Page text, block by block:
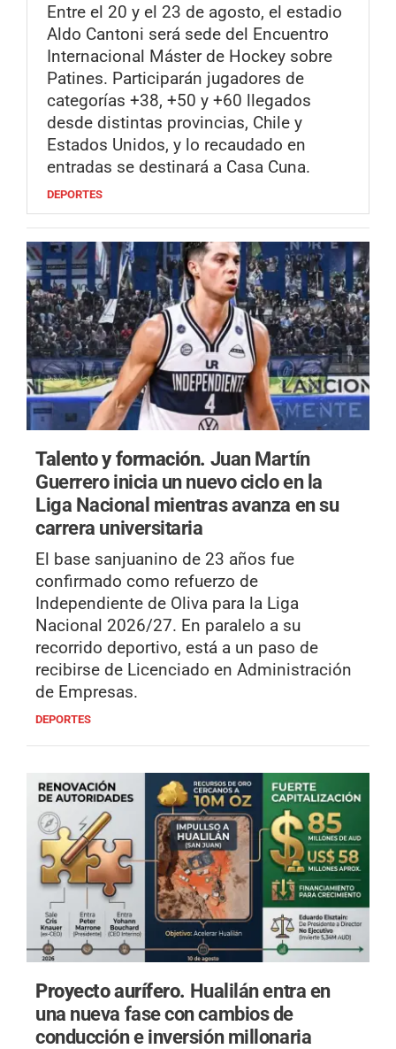
Entre el 20 y el 23 de agosto, el estadio
Aldo Cantoni será sede del Encuentro
Internacional Máster de Hockey sobre
Patines. Participarán jugadores de
categorías +38, +50 y +60 llegados
desde distintas provincias, Chile y
Estados Unidos, y lo recaudado en
entradas se destinará a Casa Cuna.
DEPORTES
Talento y formación. Juan Martín
Guerrero inicia un nuevo ciclo en la
Liga Nacional mientras avanza en su
carrera universitaria
El base sanjuanino de 23 años fue
confirmado como refuerzo de
Independiente de Oliva para la Liga
Nacional 2026/27. En paralelo a su
recorrido deportivo, está a un paso de
recibirse de Licenciado en Administración
de Empresas.
DEPORTES
Proyecto aurífero. Hualilán entra en
una nueva fase con cambios de
conducción e inversión millonaria